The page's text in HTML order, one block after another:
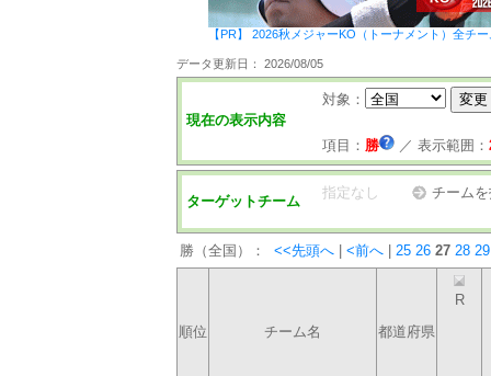
【PR】 2026秋メジャーKO（トーナメント）全チ
データ更新日： 2026/08/05
現在の表示内容
対象：
項目： 勝 ／ 表示範囲：
ターゲットチーム
指定なし チーム
勝（全国）： <<先頭へ <前へ 25 26 27 28 29
順位 チーム名 都道府県
R